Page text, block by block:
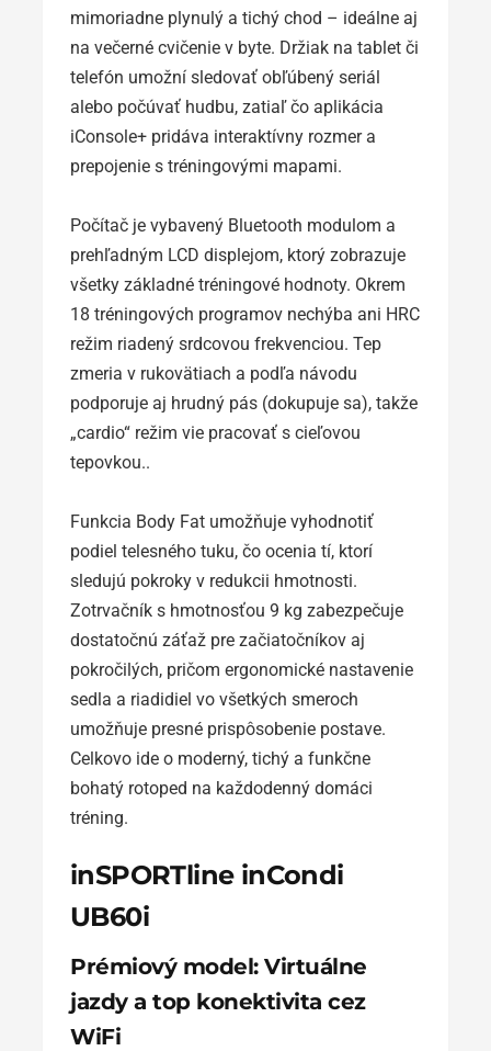
mimoriadne plynulý a tichý chod – ideálne aj
na večerné cvičenie v byte. Držiak na tablet či
telefón umožní sledovať obľúbený seriál
alebo počúvať hudbu, zatiaľ čo aplikácia
iConsole+ pridáva interaktívny rozmer a
prepojenie s tréningovými mapami.
Počítač je vybavený Bluetooth modulom a
prehľadným LCD displejom, ktorý zobrazuje
všetky základné tréningové hodnoty. Okrem
18 tréningových programov nechýba ani HRC
režim riadený srdcovou frekvenciou. Tep
zmeria v rukovätiach a podľa návodu
podporuje aj hrudný pás (dokupuje sa), takže
„cardio“ režim vie pracovať s cieľovou
tepovkou..
Funkcia Body Fat umožňuje vyhodnotiť
podiel telesného tuku, čo ocenia tí, ktorí
sledujú pokroky v redukcii hmotnosti.
Zotrvačník s hmotnosťou 9 kg zabezpečuje
dostatočnú záťaž pre začiatočníkov aj
pokročilých, pričom ergonomické nastavenie
sedla a riadidiel vo všetkých smeroch
umožňuje presné prispôsobenie postave.
Celkovo ide o moderný, tichý a funkčne
bohatý rotoped na každodenný domáci
tréning.
inSPORTline inCondi
UB60i
Prémiový model: Virtuálne
jazdy a top konektivita cez
WiFi